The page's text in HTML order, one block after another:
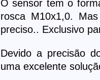
O sensor tem o
rosca M10x1,0.
preciso.. Exclusivo
Devido a precisão
uma excelente